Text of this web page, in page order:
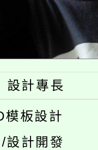
設計專長
板設計
設計開發